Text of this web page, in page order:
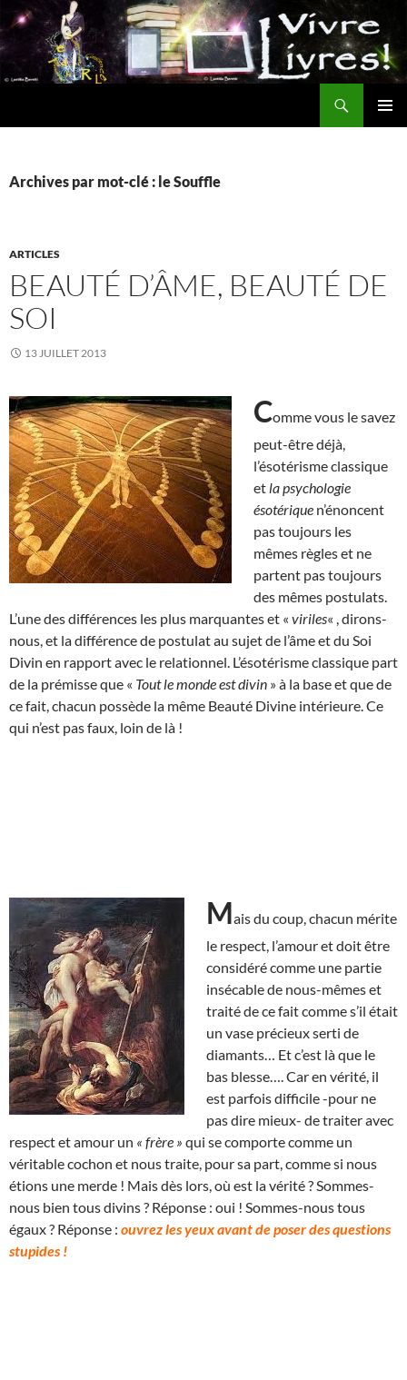
Aller
au
contenu
Archives par mot-clé : le Souffle
ARTICLES
BEAUTÉ D’ÂME, BEAUTÉ DE
SOI
13 JUILLET 2013
Comme vous le savez
peut-être déjà,
l’ésotérisme classique
et la psychologie
ésotérique n’énoncent
pas toujours les
mêmes règles et ne
partent pas toujours
des mêmes postulats.
L’une des différences les plus marquantes et « viriles« , dirons-
nous, et la différence de postulat au sujet de l’âme et du Soi
Divin en rapport avec le relationnel. L’ésotérisme classique part
de la prémisse que « Tout le monde est divin » à la base et que de
ce fait, chacun possède la même Beauté Divine intérieure. Ce
qui n’est pas faux, loin de là !
Mais du coup, chacun mérite
le respect, l’amour et doit être
considéré comme une partie
insécable de nous-mêmes et
traité de ce fait comme s’il était
un vase précieux serti de
diamants… Et c’est là que le
bas blesse…. Car en vérité, il
est parfois difficile -pour ne
pas dire mieux- de traiter avec
respect et amour un « frère » qui se comporte comme un
véritable cochon et nous traite, pour sa part, comme si nous
étions une merde ! Mais dès lors, où est la vérité ? Sommes-
nous bien tous divins ? Réponse : oui ! Sommes-nous tous
égaux ? Réponse : ouvrez les yeux avant de poser des questions
stupides !